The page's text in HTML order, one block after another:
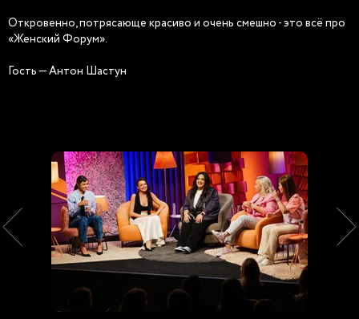
Откровенно, потрясающе красиво и очень смешно - это всё про
«Женский Форум».
Гость — Антон Шастун